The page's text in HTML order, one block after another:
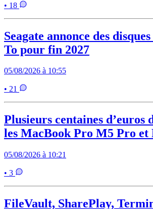
• 18
Seagate annonce des
To pour fin 2027
05/08/2026 à 10:55
• 21
Plusieurs centaines d’euros
les MacBook Pro M5 Pro
05/08/2026 à 10:21
• 3
FileVault, SharePlay,